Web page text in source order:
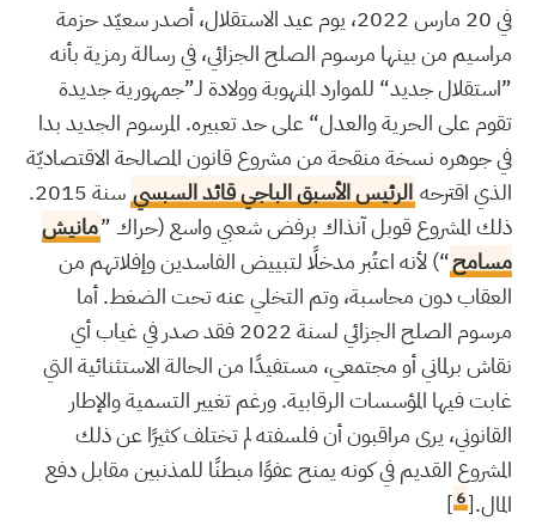
في 20 مارس 2022، يوم عيد الاستقلال، أصدر سعيّد حزمة
مراسيم من بينها مرسوم الصلح الجزائي، في رسالة رمزية بأنه
”استقلال جديد“ للموارد المنهوبة وولادة لـ”جمهورية جديدة
تقوم على الحرية والعدل“ على حد تعبيره. المرسوم الجديد بدا
في جوهره نسخة منقحة من مشروع قانون المصالحة الاقتصاديّة
الذي اقترحه الرئيس الأسبق الباجي قائد السبسي
سنة 2015.
ذلك المشروع قوبل آنذاك برفض شعبي واسع (حراك ”مانيش
مسامح“) لأنه اعتُبر مدخلًا لتبييض الفاسدين وإفلاتهم من
العقاب دون محاسبة، وتم التخلي عنه تحت الضغط. أما
مرسوم الصلح الجزائي لسنة 2022 فقد صدر في غياب أي
نقاش برلماني أو مجتمعي، مستفيدًا من الحالة الاستثنائية التي
غابت فيها المؤسسات الرقابية. ورغم تغيير التسمية والإطار
القانوني، يرى مراقبون أن فلسفته لم تختلف كثيرًا عن ذلك
المشروع القديم في كونه يمنح عفوًا مبطنًا للمذنبين مقابل دفع
المال.[6
]